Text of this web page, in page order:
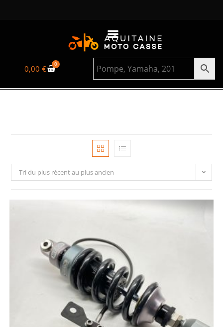
0,00€ 0
Tri du plus récent au plus ancien